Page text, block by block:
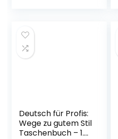
Puste-Licht und
LED-Lämpchen
Gebundene
Deutsch für Profis:
Wege zu gutem Stil
Taschenbuch – 1.